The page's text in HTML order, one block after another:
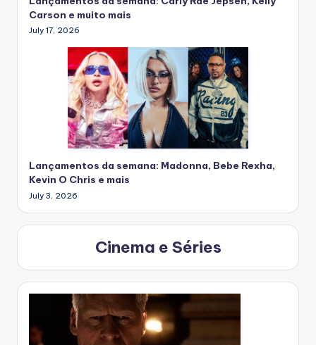
Carson e muito mais
July 17, 2026
Lançamentos da semana: Madonna, Bebe Rexha,
Kevin O Chris e mais
July 3, 2026
Cinema e Séries